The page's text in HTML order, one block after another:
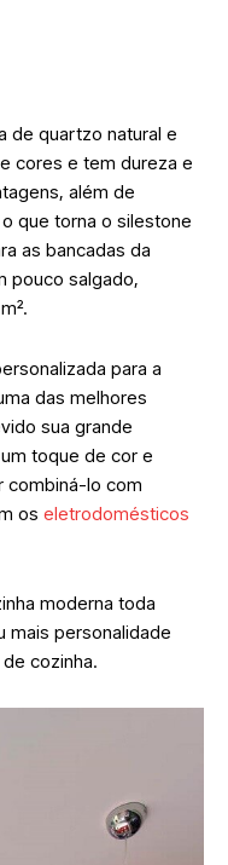
de quartzo natural e
cores e tem dureza e
além de
que torna o silestone
as bancadas da
pouco salgado,
para a
das melhores
sua grande
toque de cor e
combiná-lo com
os eletrodomésticos
moderna toda
mais personalidade
cozinha.